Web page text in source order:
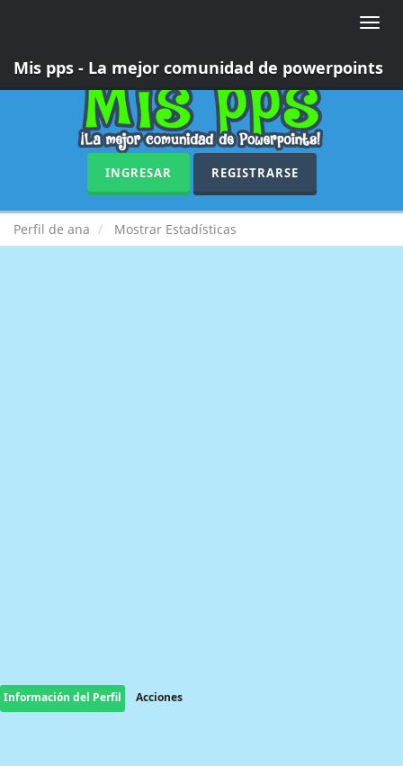
Toggle
Mis pps - La mejor comunidad de powerpoints
INGRESAR REGISTRARSE
Perfil de ana Mostrar Estadísticas
Información del Perfil Acciones